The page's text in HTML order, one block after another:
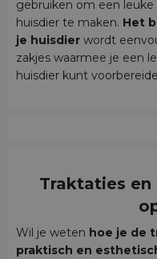
gebruiken om een leuke
huisdier te maken. Het
je huisdier wordt
zakjes waarmee je een
huisdier kunt
Traktaties en
Wil je weten hoe je de
praktisch en